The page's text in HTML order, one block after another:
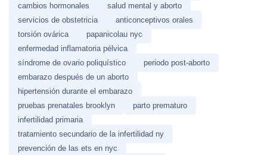
cambios hormonales
salud mental y aborto
servicios de obstetricia
anticonceptivos orales
torsión ovárica
papanicolau nyc
enfermedad inflamatoria pélvica
síndrome de ovario poliquístico
periodo post-aborto
embarazo después de un aborto
hipertensión durante el embarazo
pruebas prenatales brooklyn
parto prematuro
infertilidad primaria
tratamiento secundario de la infertilidad ny
prevención de las ets en nyc